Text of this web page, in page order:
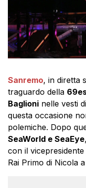
Sanremo, in diretta
traguardo della
Baglioni nelle vesti
questa occasione
polemiche. Dopo
SeaWorld e SeaEye
con il vicepresidente
Rai Primo di Nicola